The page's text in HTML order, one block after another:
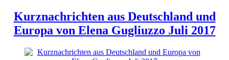
Kurznachrichten aus Deutschland und
Europa von Elena Gugliuzzo Juli 2017